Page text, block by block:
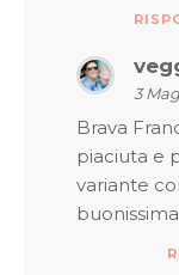
3
Brava
piaciuta e
variante